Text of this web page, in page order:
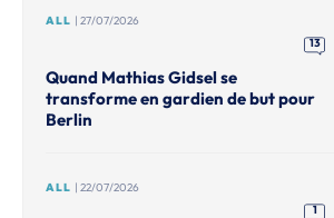
ALL | 27/07/2026
13
Quand Mathias Gidsel se
transforme en gardien de but pour
Berlin
ALL | 22/07/2026
1